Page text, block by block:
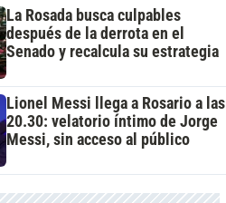
La Rosada busca culpables
después de la derrota en el
Senado y recalcula su estrategia
Lionel Messi llega a Rosario a las
20.30: velatorio íntimo de Jorge
Messi, sin acceso al público